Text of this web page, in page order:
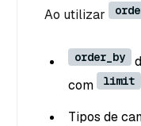
Ao utilizar
order_by
com
limit
Tipos de